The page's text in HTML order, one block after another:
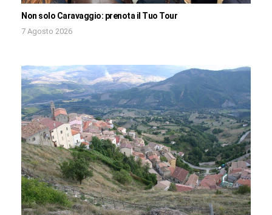
Non solo Caravaggio: prenota il Tuo Tour
7 Agosto 2026